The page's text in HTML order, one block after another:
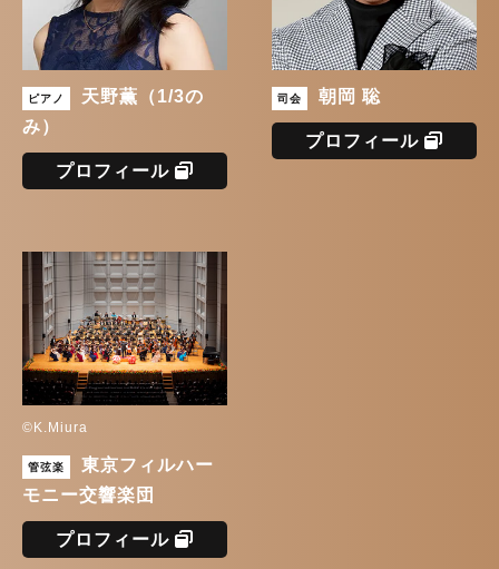
ピアノ
天野薫（1/3の
み）
プロフィール
司会 朝岡 聡
プロフィール
©K.Miura
管弦楽
東京フィルハー
モニー交響楽団
プロフィール